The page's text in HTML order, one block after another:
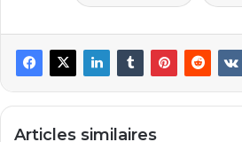
Articles similaires